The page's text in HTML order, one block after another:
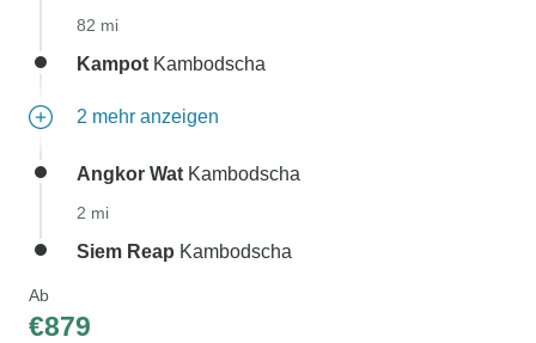
82 mi
Kampot Kambodscha
2 mehr anzeigen
Angkor Wat Kambodscha
2 mi
Siem Reap Kambodscha
Ab
€879